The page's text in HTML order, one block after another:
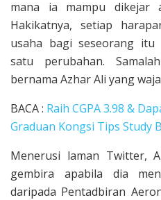
mana ia mampu dikejar
Hakikatnya, setiap
usaha bagi seseorang itu
satu perubahan.
bernama Azhar Ali yang
BACA : Raih CGPA 3.98 &
Graduan Kongsi Tips Study
Menerusi laman Twitter,
gembira apabila dia
daripada Pentadbiran